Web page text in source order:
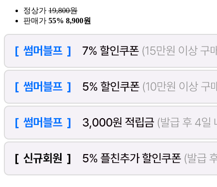
정상가 19,800원
판매가 55% 8,900원